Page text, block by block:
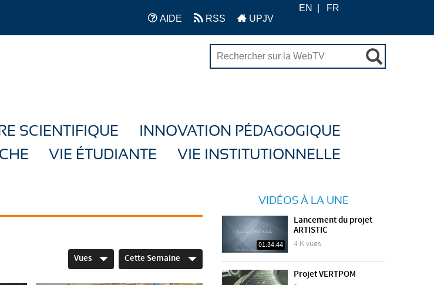
AIDE RSS UPJV
EN FR
SCIENTIFIQUE
INNOVATION PÉDAGOGIQUE
VIE ÉTUDIANTE VIE INSTITUTIONNELLE
Vues Cette Semaine
VIDÉOS À LA UNE
01:34:44
Lancement du projet
ARTISTIC
4 K vues
Projet VERTPOM